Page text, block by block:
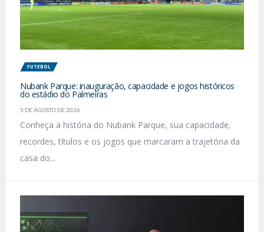
FUTEBOL
Nubank Parque: inauguração, capacidade e jogos históricos
do estádio do Palmeiras
5 DE AGOSTO DE 2026
Conheça a história do Nubank Parque, sua capacidade,
recordes, títulos e os jogos que marcaram a trajetória da
casa do...